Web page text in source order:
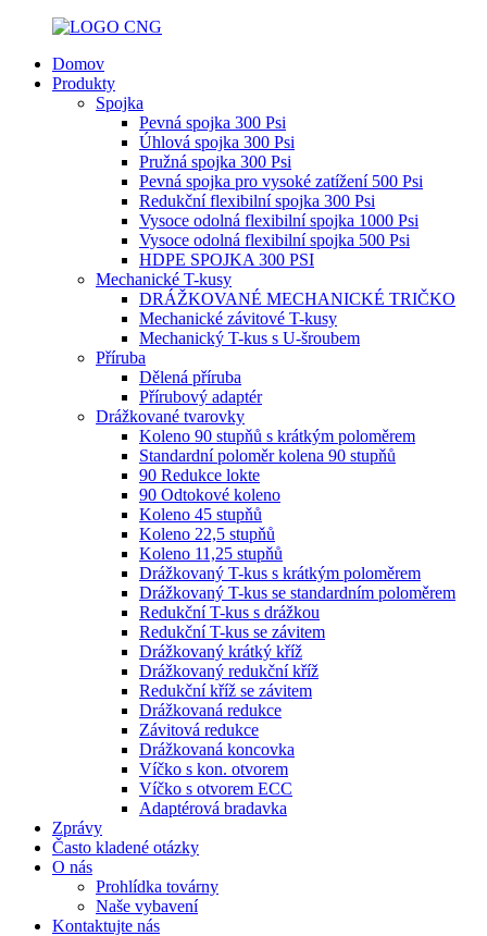
Domov
Produkty
Spojka
Pevná spojka 300 Psi
Úhlová spojka 300 Psi
Pružná spojka 300 Psi
Pevná spojka pro vysoké zatížení 500 Psi
Redukční flexibilní spojka 300 Psi
Vysoce odolná flexibilní spojka 1000 Psi
Vysoce odolná flexibilní spojka 500 Psi
HDPE SPOJKA 300 PSI
Mechanické T-kusy
DRÁŽKOVANÉ MECHANICKÉ TRIČKO
Mechanické závitové T-kusy
Mechanický T-kus s U-šroubem
Příruba
Dělená příruba
Přírubový adaptér
Drážkované tvarovky
Koleno 90 stupňů s krátkým poloměrem
Standardní poloměr kolena 90 stupňů
90 Redukce lokte
90 Odtokové koleno
Koleno 45 stupňů
Koleno 22,5 stupňů
Koleno 11,25 stupňů
Drážkovaný T-kus s krátkým poloměrem
Drážkovaný T-kus se standardním poloměrem
Redukční T-kus s drážkou
Redukční T-kus se závitem
Drážkovaný krátký kříž
Drážkovaný redukční kříž
Redukční kříž se závitem
Drážkovaná redukce
Závitová redukce
Drážkovaná koncovka
Víčko s kon. otvorem
Víčko s otvorem ECC
Adaptérová bradavka
Zprávy
Často kladené otázky
O nás
Prohlídka továrny
Naše vybavení
Kontaktujte nás